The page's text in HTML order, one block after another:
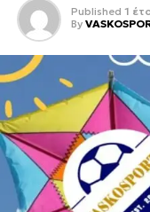
Published 1
By